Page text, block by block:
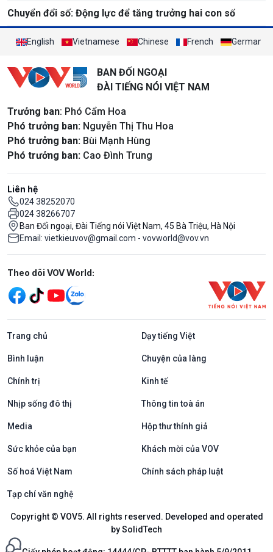
Chuyển đổi số: Động lực để tăng trưởng hai con số
English Vietnamese Chinese French German
BAN ĐỐI NGOẠI
ĐÀI TIẾNG NÓI VIỆT NAM
Trưởng ban: Phó Cẩm Hoa
Phó trưởng ban: Nguyễn Thị Thu Hoa
Phó trưởng ban: Bùi Mạnh Hùng
Phó trưởng ban: Cao Đình Trung
Liên hệ
024 38252070
024 38266707
Ban Đối ngoại, Đài Tiếng nói Việt Nam, 45 Bà Triệu, Hà Nội
Email: vietkieuvov@gmail.com - vovworld@vov.vn
Mạng xã hội
Theo dõi VOV World:
Trang chủ Dạy tiếng Việt
Bình luận Chuyện của làng
Chính trị Kinh tế
Nhịp sống đô thị Thông tin toà án
Media Hộp thư thính giả
Sức khỏe của bạn Khách mời của VOV
Số hoá Việt Nam Chính sách pháp luật
Tạp chí văn nghệ
Copyright © VOV5. All rights reserved. Developed and operated
by SolidTech